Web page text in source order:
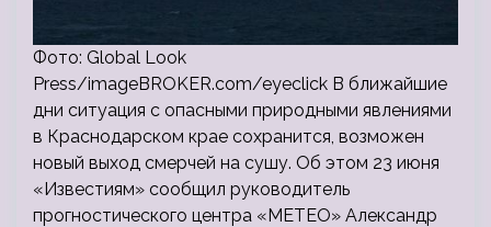
Фото: Global Look
Press/imageBROKER.com/eyeclick В ближайшие
дни ситуация с опасными природными явлениями
в Краснодарском крае сохранится, возможен
новый выход смерчей на сушу. Об этом 23 июня
«Известиям» сообщил руководитель
прогностического центра «МЕТЕО» Александр